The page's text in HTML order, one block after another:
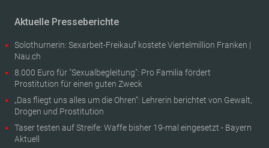
Aktuelle Presseberichte
Solothurnerin: Sexarbeit-Freikauf kostete Viertelmillion Franken |
Nau.ch
8.000 Euro für "Sexualbegleitung": Pro Familia fördert
Prostitution für einen guten Zweck
„Das fliegt uns alles um die Ohren“: Lehrerin berichtet von Gewalt,
Drogen und Prostitution
Taser testen auf Streife: Waffe bisher 19-mal eingesetzt - Bayern
Aktuell